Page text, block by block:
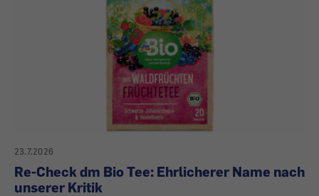
23.7.2026
Re-Check dm Bio Tee: Ehrlicherer Name nach
unserer Kritik